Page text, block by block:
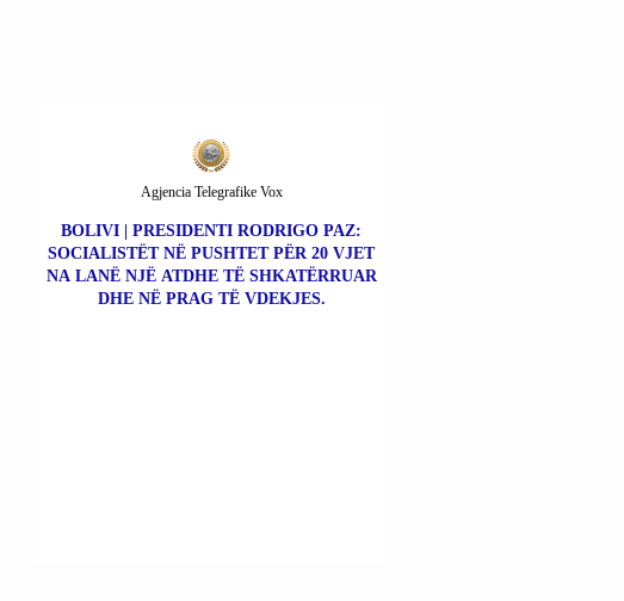
BOLIVI | PRESIDENTI RODRIGO PAZ:
SOCIALISTËT NË PUSHTET PËR 20 VJET
NA LANË NJË ATDHE TË SHKATËRRUAR
DHE NË PRAG TË VDEKJES.
Agjencia Telegrafike Vox